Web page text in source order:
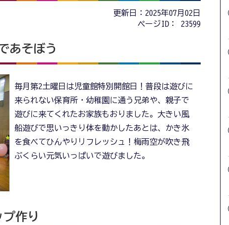
更新日：2025年07月02日
ページID：
23599
あそぼう
毎月第2土曜日は児童館特別開館日！普段は遊びに
来られない保育所・幼稚園に通う兄弟や、親子で
遊びに来てくれたお家族もおりました。大きい風
船遊びで思いっきり体を動かしたあとは、かき氷
を食べてひんやりリフレッシュ！梅雨空が吹き飛
ぶくらい元気いっぱいで遊びました。
作り